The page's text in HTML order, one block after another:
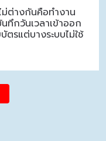
ต่างกันคือทำงาน
ทึกวันเวลาเข้าออก
รแต่บางระบบไม่ใช้